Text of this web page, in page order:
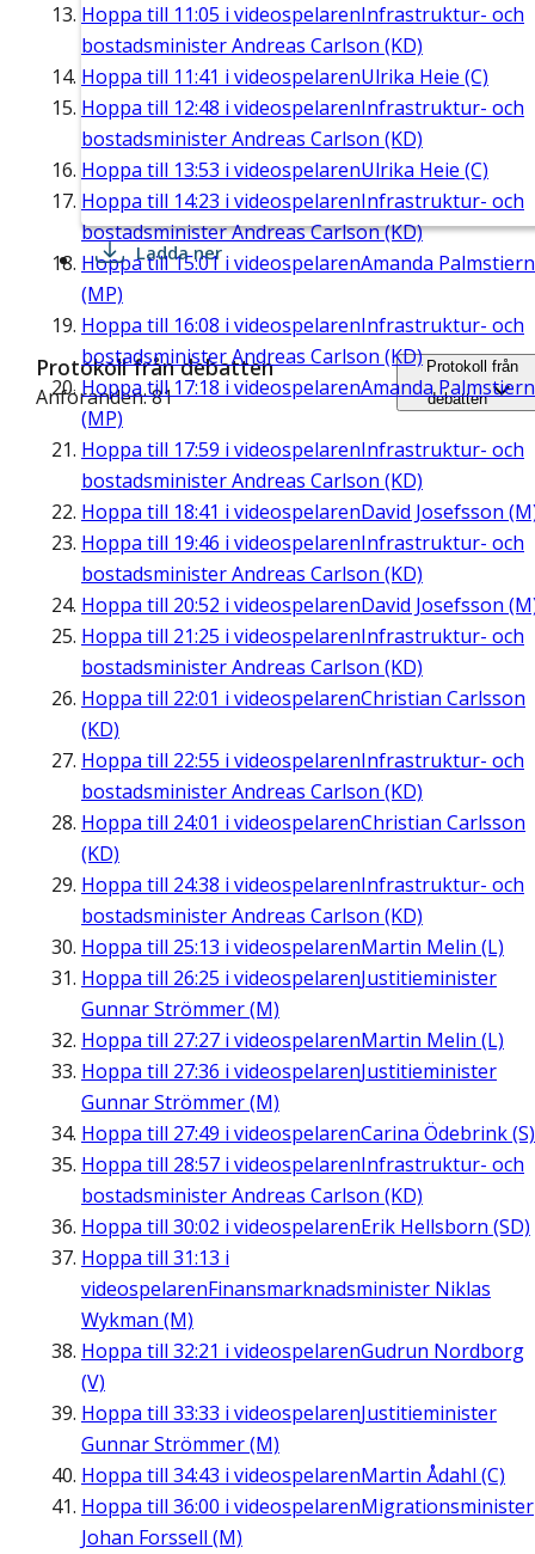
Hoppa till 11:05 i videospelarenInfrastruktur- och
bostadsminister Andreas Carlson (KD)
Hoppa till 11:41 i videospelarenUlrika Heie (C)
Hoppa till 12:48 i videospelarenInfrastruktur- och
bostadsminister Andreas Carlson (KD)
Hoppa till 13:53 i videospelarenUlrika Heie (C)
Hoppa till 14:23 i videospelarenInfrastruktur- och
bostadsminister Andreas Carlson (KD)
Hoppa till15:01 i videospelarenAmanda
(MP)
Hoppa till 16:08 i videospelarenInfrastruktur- och
bostadsminister Andreas Carlson (KD)
Hoppa till 17:18 i videospelarenAmanda
(MP)
Hoppa till 17:59 i videospelarenInfrastruktur- och
bostadsminister Andreas Carlson (KD)
Hoppa till 18:41 i videospelarenDavid Josefsson
Hoppa till 19:46 i videospelarenInfrastruktur- och
bostadsminister Andreas Carlson (KD)
Hoppa till 20:52 i videospelarenDavid Josefsson
Hoppa till 21:25 i videospelarenInfrastruktur- och
bostadsminister Andreas Carlson (KD)
Hoppa till 22:01 i videospelarenChristian Carlsson
(KD)
Hoppa till 22:55 i videospelarenInfrastruktur- och
bostadsminister Andreas Carlson (KD)
Hoppa till 24:01 i videospelarenChristian Carlsson
(KD)
Hoppa till 24:38 i videospelarenInfrastruktur- och
bostadsminister Andreas Carlson (KD)
Hoppa till 25:13 i videospelarenMartin Melin (L)
Hoppa till 26:25 i videospelarenJustitieminister
Gunnar Strömmer (M)
Hoppa till 27:27 i videospelarenMartin Melin (L)
Hoppa till 27:36 i videospelarenJustitieminister
Gunnar Strömmer (M)
Hoppa till 27:49 i videospelarenCarina Ödebrink (S)
Hoppa till 28:57 i videospelarenInfrastruktur- och
bostadsminister Andreas Carlson (KD)
Hoppa till 30:02 i videospelarenErik Hellsborn (SD)
Hoppa till 31:13 i
videospelarenFinansmarknadsminister Niklas
Wykman (M)
Hoppa till 32:21 i videospelarenGudrun Nordborg
(V)
Hoppa till 33:33 i videospelarenJustitieminister
Gunnar Strömmer (M)
Hoppa till 34:43 i videospelarenMartin Ådahl (C)
Hoppa till 36:00 i videospelarenMigrationsminister
Johan Forssell (M)
Ladda ner
Protokoll från debatten
Anföranden: 81
Protokoll från
debatten